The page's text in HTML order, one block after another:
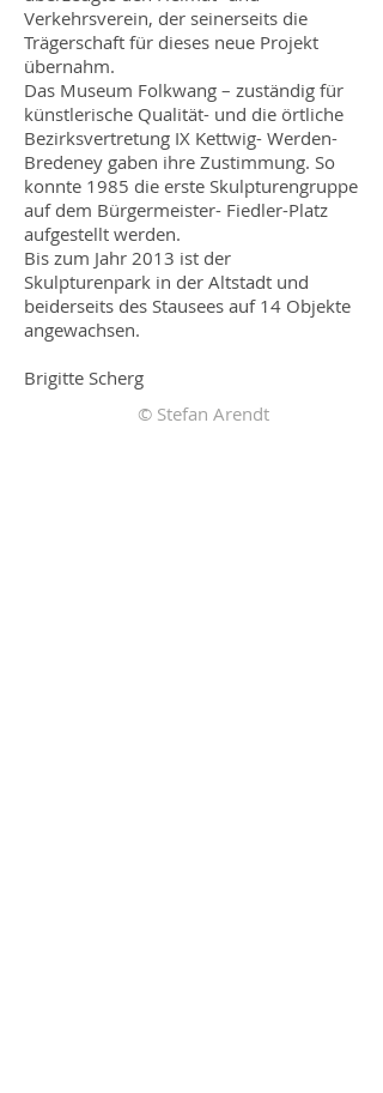
Verkehrsverein, der seinerseits die
Trägerschaft für dieses neue Projekt
übernahm.
Das Museum Folkwang – zuständig für
künstlerische Qualität- und die örtliche
Bezirksvertretung IX Kettwig- Werden-
Bredeney gaben ihre Zustimmung. So
konnte 1985 die erste Skulpturengruppe
auf dem Bürgermeister- Fiedler-Platz
aufgestellt werden.
Bis zum Jahr 2013 ist der
Skulpturenpark in der Altstadt und
beiderseits des Stausees auf 14 Objekte
angewachsen.
Brigitte Scherg
© Stefan Arendt